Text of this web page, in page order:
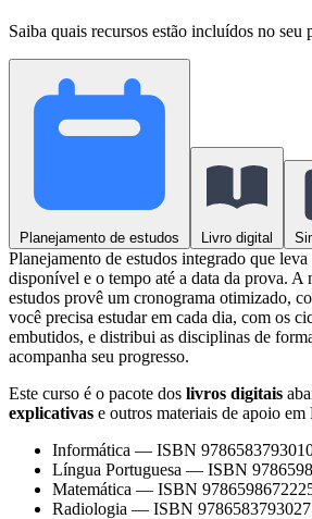
Saiba quais recursos estão incluídos no seu
Planejamento de estudos Livro digital
Planejamento de estudos integrado que
disponível e o tempo até a data da prova. A
estudos provê um cronograma otimizado,
você precisa estudar em cada dia, com os
embutidos, e distribui as disciplinas de
acompanha seu progresso.
Este curso é o pacote dos livros digitais
explicativas e outros materiais de apoio em
Informática — ISBN
Língua Portuguesa — ISBN
Matemática — ISBN
Radiologia — ISBN 9786583793027